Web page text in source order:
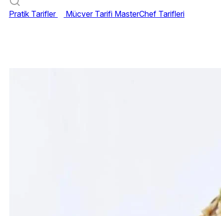
Pratik Tarifler Mücver Tarifi MasterChef Tarifleri